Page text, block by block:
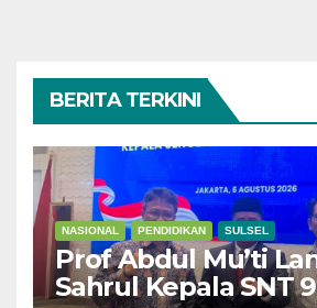
BERITA TERKINI
NASIONAL PENDIDIKAN SULSEL
Prof Abdul Mu’ti
Sahrul Kepala SNT